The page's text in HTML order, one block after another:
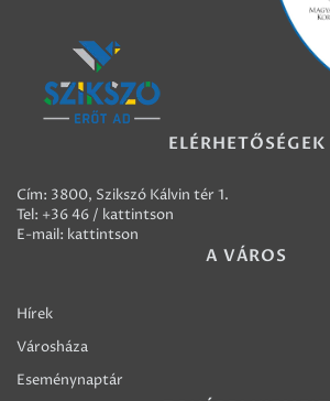
ELÉRHETŐSÉGEK
Cím: 3800, Szikszó Kálvin tér 1.
Tel: +36 46 / kattintson
E-mail: kattintson
A VÁROS
Hírek
Városháza
Eseménynaptár